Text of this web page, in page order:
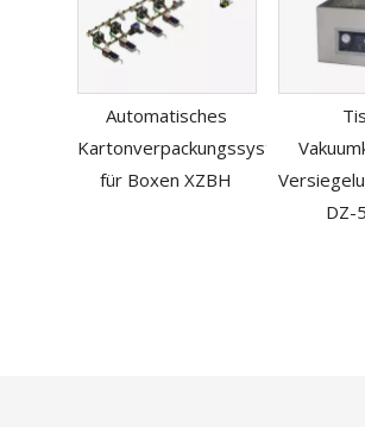
Automatisches
Kartonverpackungssystem
für Boxen XZBH
DZ-